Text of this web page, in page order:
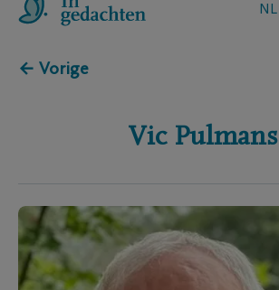
NL
← Vorige
Vic Pulmans